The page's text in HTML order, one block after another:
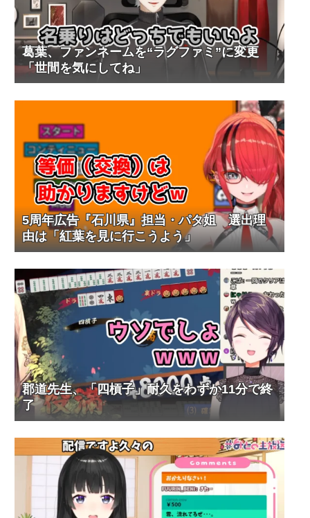
葛葉、ファンネームを“ラグファミ”に変更
「世間を気にしてね」
5周年広告『石川県』担当・パタ姐 選出理
由は「紅葉を見に行こうよう」
郡道先生、「四槓子」耐久をわずか11分で終
了